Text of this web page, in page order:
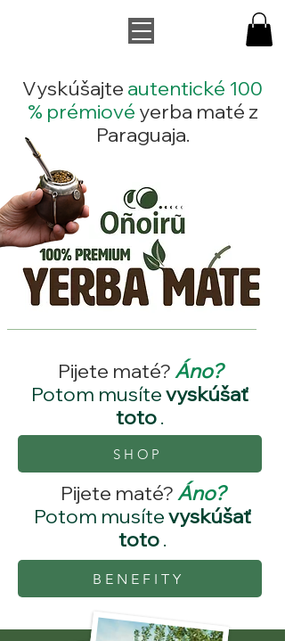
Vyskúšajte autentické 100
% prémiové yerba maté z
Paraguaja.
Pijete maté?Áno?
Potom musítevyskúšať
toto.
SHOP
Pijete maté?Áno?
Potom musítevyskúšať
toto.
BENEFITY